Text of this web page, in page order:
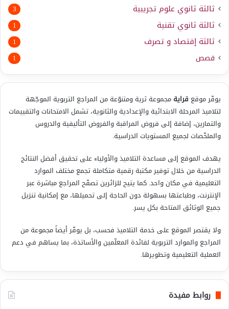
ثالثة ثانوي علوم تجريبية 3
ثالثة ثانوي تقنية 1
ثالثة إقتصاد و تصرف 1
قصص 1
يوفّر موقع قرايةمجموعة ثرية ومتنوّعة من المراجع التربوية الموجّهة
لتلاميذ المرحلة الابتدائية والإعدادية والثانوية، تشمل الامتحانات والتقييمات
والتمارين، إضافة إلى فروض المراقبة والفروض التأليفية والدروس
والملخّصات لجميع المستويات الدراسية.
يهدف الموقع إلى مساعدة التلاميذ والأولياء على تحقيق أفضل النتائج
الدراسية من خلال توفير مكتبة رقمية متكاملة تجمع مختلف الموارد
التعليمية في مكان واحد. كما يتيح للزائرين تصفّح المراجع مباشرة عبر
الإنترنت، وطباعتها بسهولة دون الحاجة إلى تحميلها، مع إمكانية تنزيل
جميع الوثائق المتاحة بكل يسر.
ولا يقتصر الموقع على خدمة التلاميذ فحسب، بل يوفّر أيضاً مجموعة من
المراجع والموارد التربوية لفائدة المعلّمين والأساتذة، بما يساهم في دعم
العملية التعليمية وتطويرها.
روابط مفيدة